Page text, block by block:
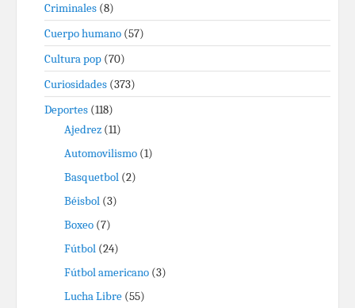
Criminales (8)
Cuerpo humano (57)
Cultura pop (70)
Curiosidades (373)
Deportes (118)
Ajedrez (11)
Automovilismo (1)
Basquetbol (2)
Béisbol (3)
Boxeo (7)
Fútbol (24)
Fútbol americano (3)
Lucha Libre (55)